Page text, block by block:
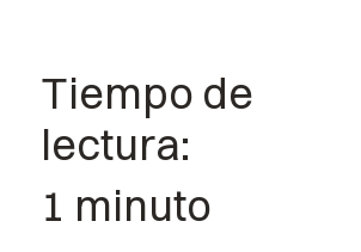
Tiempo de
lectura:
1 minuto